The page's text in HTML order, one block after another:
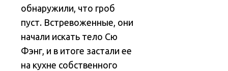
обнаружили, что гроб
пуст. Встревоженные, они
начали искать тело Сю
Фэнг, и в итоге застали ее
на кухне собственного